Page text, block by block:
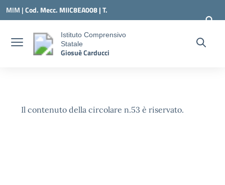
MIM |Cod. Mecc. MIIC8EA008 | T.
MIIC8EA008@ISTRUZIONE.IT
Istituto Comprensivo
Statale
Giosuè Carducci
Il contenuto della circolare n.53 è riservato.